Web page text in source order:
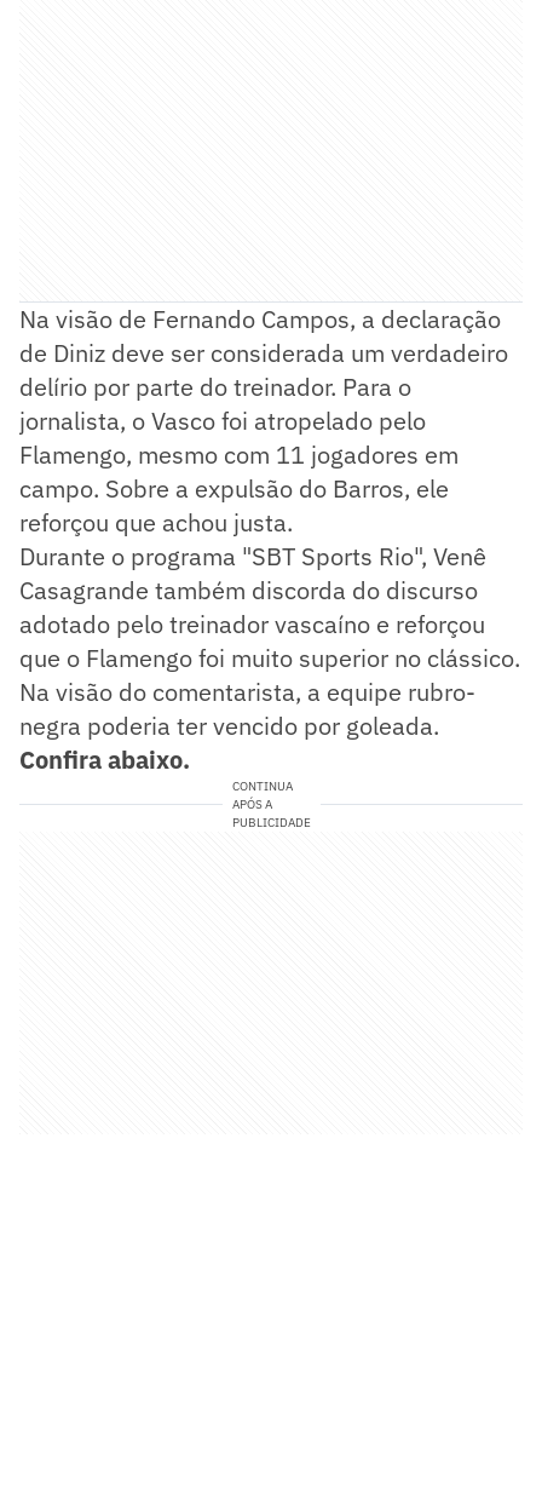
Na visão de Fernando Campos, a declaração
de Diniz deve ser considerada um verdadeiro
delírio por parte do treinador. Para o
jornalista, o Vasco foi atropelado pelo
Flamengo, mesmo com 11 jogadores em
campo. Sobre a expulsão do Barros, ele
reforçou que achou justa.
Durante o programa "SBT Sports Rio", Venê
Casagrande também discorda do discurso
adotado pelo treinador vascaíno e reforçou
que o Flamengo foi muito superior no clássico.
Na visão do comentarista, a equipe rubro-
negra poderia ter vencido por goleada.
Confira abaixo.
CONTINUA
APÓS A
PUBLICIDADE